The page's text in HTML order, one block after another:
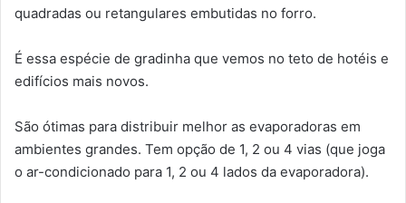
quadradas ou retangulares embutidas no forro.
É essa espécie de gradinha que vemos no teto de hotéis e
edifícios mais novos.
São ótimas para distribuir melhor as evaporadoras em
ambientes grandes. Tem opção de 1, 2 ou 4 vias (que joga
o ar-condicionado para 1, 2 ou 4 lados da evaporadora).